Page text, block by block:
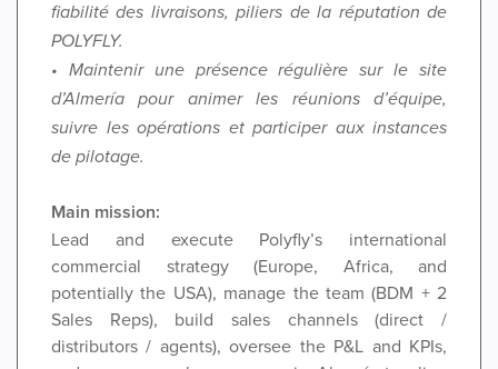
fiabilité des livraisons, piliers de la réputation de
POLYFLY.
• Maintenir une présence régulière sur le site
d’Almería pour animer les réunions d’équipe,
suivre les opérations et participer aux instances
de pilotage.
Main mission:
Lead and execute Polyfly’s international
commercial strategy (Europe, Africa, and
potentially the USA), manage the team (BDM + 2
Sales Reps), build sales channels (direct /
distributors / agents), oversee the P&L and KPIs,